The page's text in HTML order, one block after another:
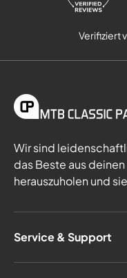
Verifiziert
Wir sind
das Beste aus
herauszuholen und
Service & Support